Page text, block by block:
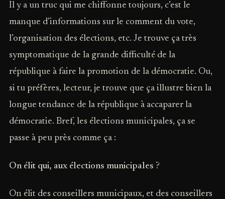
Il y a un truc qui me chiffonne toujours, c’est le
manque d’informations sur le comment du vote,
l’organisation des élections, etc. Je trouve ça très
symptomatique de la grande difficulté de la
république à faire la promotion de la démocratie. Ou,
si tu préfères, lecteur, je trouve que ça illustre bien la
longue tendance de la république à accaparer la
démocratie. Bref, les élections municipales, ça se
passe à peu près comme ça :
On élit qui, aux élections municipales ?
On élit des conseillers municipaux, et des conseillers